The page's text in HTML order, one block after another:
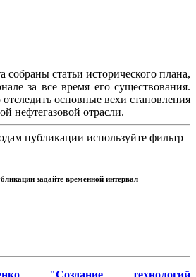
собраны статьи исторического плана,
за все время его существования.
основные вехи становления
нефтегазовой отрасли.
публикации используйте фильтр
задайте временной интервал